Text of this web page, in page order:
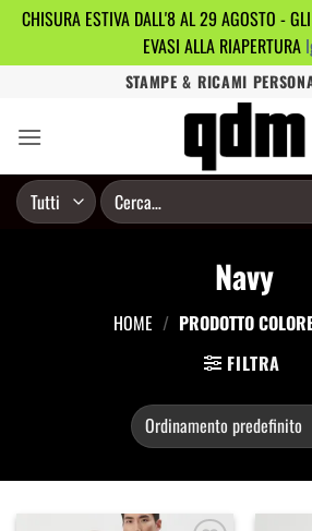
CHISURA ESTIVA DALL'8 AL 29 AGOSTO -
EVASI ALLA RIAPERTURA
contenuti
STAMPE & RICAMI
Cerca:
Navy
HOME / PRODOTTO
FILTRA